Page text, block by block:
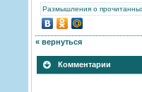
Размышления о
« вернуться
Комментарии